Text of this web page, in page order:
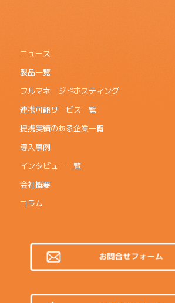
ニュース
製品一覧
フルマネージドホスティング
連携可能サービス一覧
提携実績のある企業一覧
導入事例
インタビュー一覧
会社概要
コラム